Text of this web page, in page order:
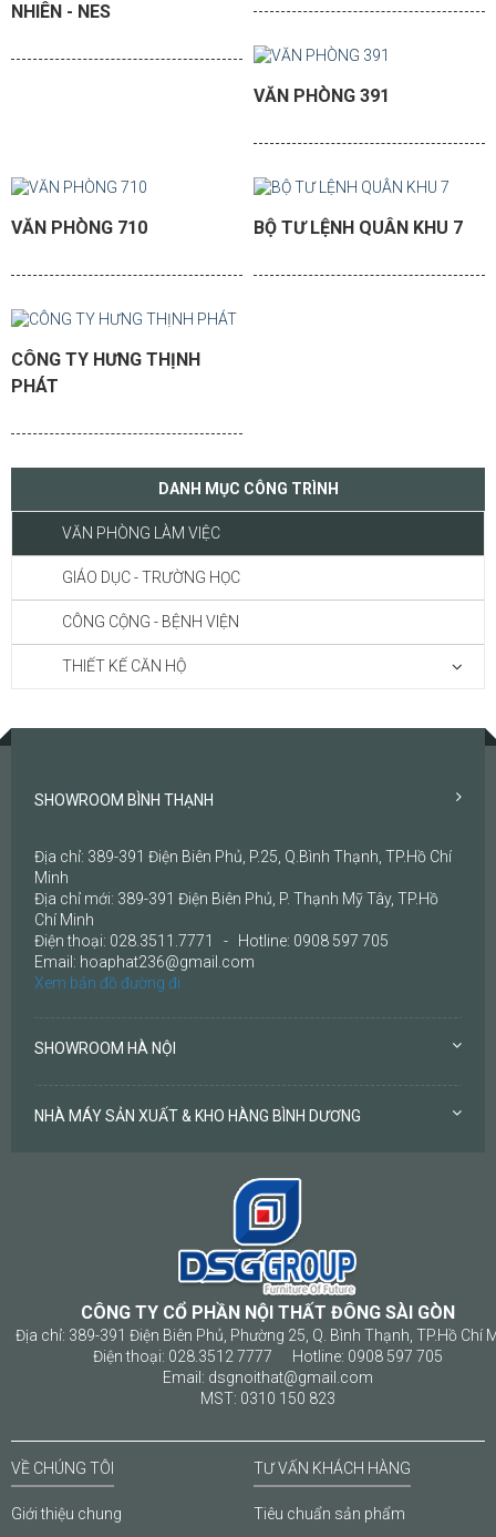
NHIÊN - NES
VĂN PHÒNG 391
VĂN PHÒNG 710 BỘ TƯ LỆNH QUÂN KHU 7
CÔNG TY HƯNG THỊNH
PHÁT
DANH MỤC CÔNG TRÌNH
VĂN PHÒNG LÀM VIỆC
GIÁO DỤC - TRƯỜNG HỌC
CÔNG CỘNG - BỆNH VIỆN
THIẾT KẾ CĂN HỘ
SHOWROOM BÌNH THẠNH
Địa chỉ: 389-391 Điện Biên Phủ, P.25, Q.Bình Thạnh, TP.Hồ Chí
Minh
Địa chỉ mới: 389-391 Điện Biên Phủ, P. Thạnh Mỹ Tây, TP.Hồ
Chí Minh
Điện thoại: 028.3511.7771 - Hotline: 0908 597 705
Email: hoaphat236@gmail.com
Xem bản đồ đường đi
SHOWROOM HÀ NỘI
NHÀ MÁY SẢN XUẤT & KHO HÀNG BÌNH DƯƠNG
CÔNG TY CỔ PHẦN NỘI THẤT ĐÔNG SÀI GÒN
Địa chỉ: 389-391 Điện Biên Phủ, Phường 25, Q. Bình Thạnh, TP.Hồ Chí
Điện thoại: 028.3512 7777 Hotline: 0908 597 705
Email: dsgnoithat@gmail.com
MST: 0310 150 823
VỀ CHÚNG TÔI
Giới thiệu chung
TƯ VẤN KHÁCH HÀNG
Tiêu chuẩn sản phẩm